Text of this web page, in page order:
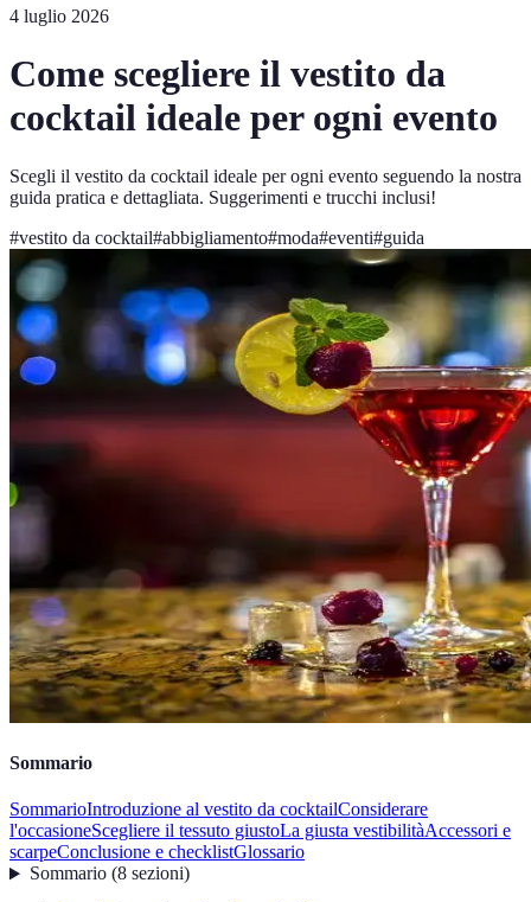
4 luglio 2026
Come scegliere il vestito da
cocktail ideale per ogni evento
Scegli il vestito da cocktail ideale per ogni evento seguendo la nostra
guida pratica e dettagliata. Suggerimenti e trucchi inclusi!
#vestito da cocktail#abbigliamento#moda#eventi#guida
Sommario
SommarioIntroduzione al vestito da cocktailConsiderare
l'occasioneScegliere il tessuto giustoLa giusta vestibilitàAccessori e
scarpeConclusione e checklistGlossario
Sommario(8 sezioni)